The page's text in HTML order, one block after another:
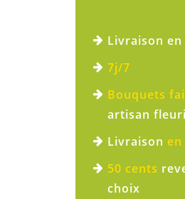
Livraison en
7j/7
Bouquets
artisan
Livraison
50 cents
choix